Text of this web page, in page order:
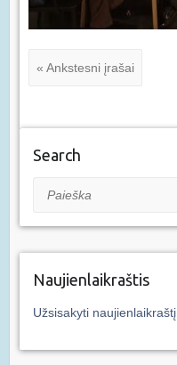
« Ankstesni įrašai
Search
Paieška
Naujienlaikraštis
Užsisakyti naujienlaikraštį